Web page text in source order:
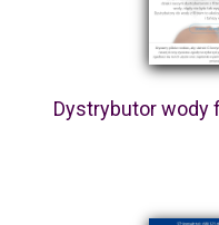
Dystrybutor wody